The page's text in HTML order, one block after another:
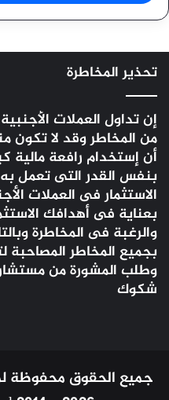
تحذير المخاطرة
إن تداول العملات الأجنبية
من المخاطر وقد لا تكون
أن إستخدام رافعة
بنفس القدر التى تعمل
الاستثمار فى العملات
بعناية فى أهدافك
والرغبة فى المخاطرة
بجميع المخاطر المصاحبة
وطلب المشورة من
شكوك
جميع الحقوق محفوظة